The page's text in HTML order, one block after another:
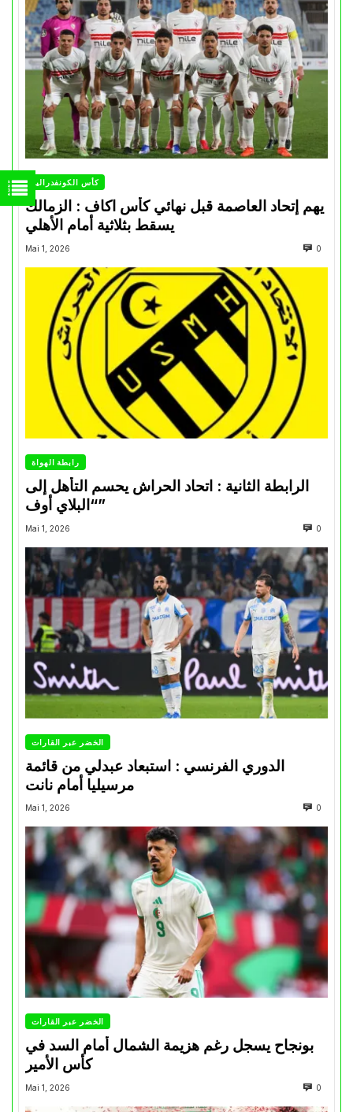
كأس الكونفدرالية
يهم إتحاد العاصمة قبل نهائي كأس اكاف : الزمالك
Mai 1, 2026 0
رابطة الهواة
الرابطة الثانية : اتحاد الحراش يحسم التأهل إلى
“البلاي أوف”
Mai 1, 2026 0
الخضر عبر القارات
الدوري الفرنسي : استبعاد عبدلي من قائمة
مرسيليا أمام نانت
Mai 1, 2026 0
الخضر عبر القارات
بونجاح يسجل رغم هزيمة الشمال أمام السد في
كأس الأمير
Mai 1, 2026 0